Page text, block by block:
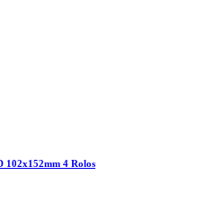
102x152mm 4 Rolos